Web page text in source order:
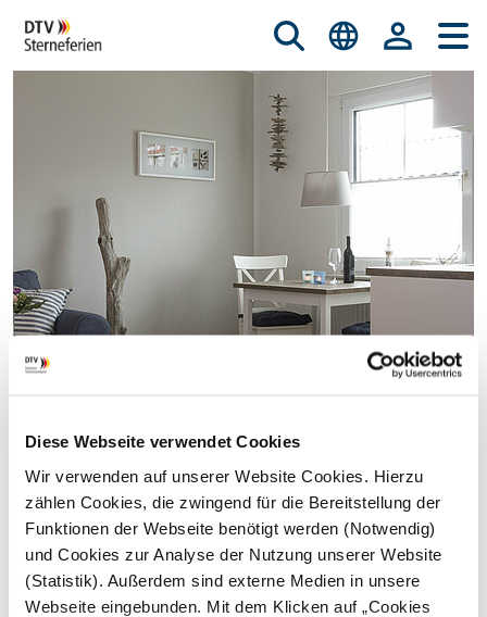
Diese Webseite verwendet Cookies
Wir verwenden auf unserer Website Cookies. Hierzu
zählen Cookies, die zwingend für die Bereitstellung der
Funktionen der Webseite benötigt werden (Notwendig)
und Cookies zur Analyse der Nutzung unserer Website
(Statistik). Außerdem sind externe Medien in unsere
Webseite eingebunden. Mit dem Klicken auf „Cookies
© istockphoto.com/nicky39
STERNEFERIEN REGION
Oops, an error occurred! Code:
20260809154308941fd35f